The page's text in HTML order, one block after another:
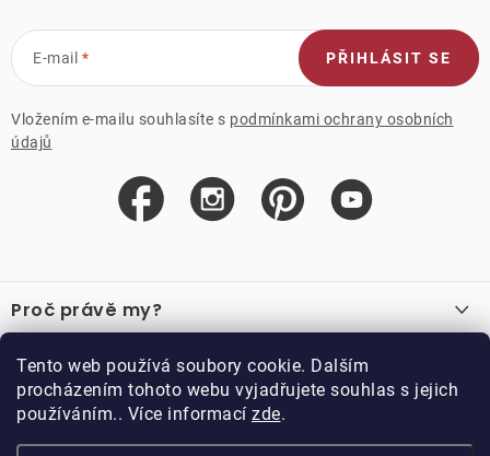
Tento web používá soubory cookie. Dalším
procházením tohoto webu vyjadřujete souhlas s jejich
používáním.. Více informací zde.
E-mail
Vložením e-mailu souhlasíte s podmínkami ochrany osobních
údajů
PŘIHLÁSIT SE
á
p
a
Proč právě my?
Recenze
Důležité odkazy
Velkoobchod
Vzorková prodejna
O nákupu